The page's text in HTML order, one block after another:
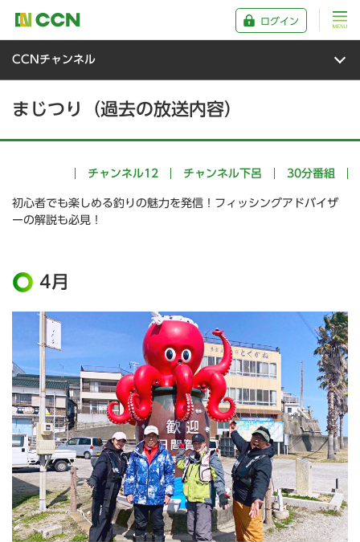
ログイン
CCNチャンネル
まじつり（過去の放送内容）
チャンネル12 チャンネル下呂 30分番組
初心者でも楽しめる釣りの魅力を発信！フィッシングアドバイザ
ーの解説も必見！
4月